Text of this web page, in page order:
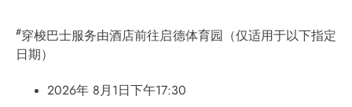
#穿梭巴士服务由酒店前往启德体育园（仅适用于以下指定
日期）
2026年 8月1日下午17:30